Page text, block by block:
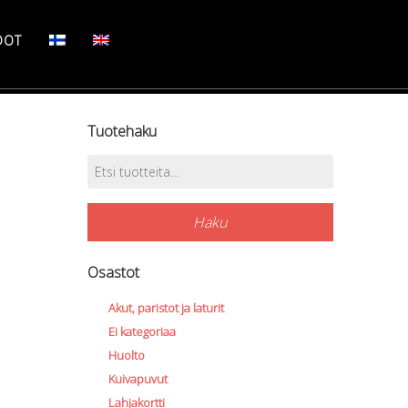
Tuotehaku
Etsi:
Haku
Osastot
Akut, paristot ja laturit
Ei kategoriaa
Huolto
Kuivapuvut
Lahjakortti